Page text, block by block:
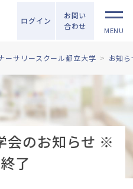
ログイン
お問い
合わせ
MENU
ーサリースクール都立大学 お知
会のお知らせ ※
了